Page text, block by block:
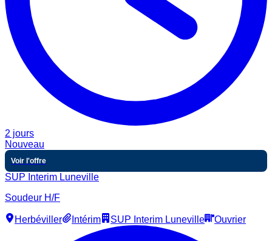
2 jours
Nouveau
Voir l'offre
SUP Interim Luneville
Soudeur H/F
Herbéviller Intérim SUP Interim Luneville Ouvrier